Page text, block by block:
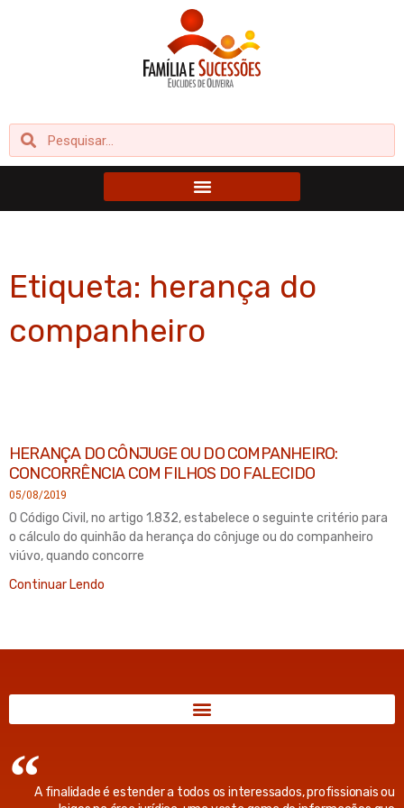
PesquisarPesquisar
Etiqueta: herança do
companheiro
HERANÇA DO CÔNJUGE OU DO COMPANHEIRO:
CONCORRÊNCIA COM FILHOS DO FALECIDO
05/08/2019
O Código Civil, no artigo 1.832, estabelece o seguinte critério para
o cálculo do quinhão da herança do cônjuge ou do companheiro
viúvo, quando concorre
Continuar Lendo
A finalidade é estender a todos os interessados, profissionais ou